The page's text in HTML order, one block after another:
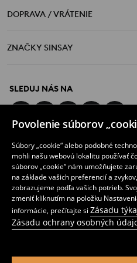
Povolenie súborov
Súbory „cookie“ alebo podobné
mohli našu webovú lokalitu používať
súborov „cookie“ nám umožňujete
na základe vašich preferencií a
zobrazujeme podľa vašich potrieb.
zmeniť kliknutím na položku
informácie, prečítajte si Zásadu
Zásadu ochrany osobných
bledučkomodrej až po
príležitosti. Výhodou nielen
tomu biela košeľa, vhodná
rozstrapkaným efektom, príp. s
Každá môže byť
Prečo “bohatou” ? Lebo
bohatstvo ich nositeľov a
Takýto bizarný bol pohľad
prenikajúcu k nám zo Západu.
verzie, môžeme považovať za
DOPRAVA / VRÁTENIE
ZNAČKY SINSAY
SLEDUJ NÁS NA
STIAHNI SI APLIKÁCIU
Slovenská republika